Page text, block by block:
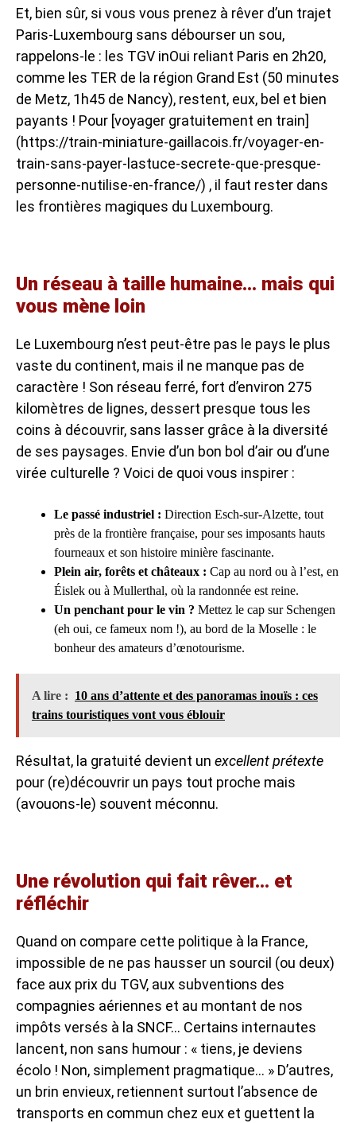
Et, bien sûr, si vous vous prenez à rêver d’un trajet
Paris-Luxembourg sans débourser un sou,
rappelons-le : les TGV inOui reliant Paris en 2h20,
comme les TER de la région Grand Est (50 minutes
de Metz, 1h45 de Nancy), restent, eux, bel et bien
payants ! Pour [voyager gratuitement en train]
(https://train-miniature-gaillacois.fr/voyager-en-
train-sans-payer-lastuce-secrete-que-presque-
personne-nutilise-en-france/) , il faut rester dans
les frontières magiques du Luxembourg.
Un réseau à taille humaine… mais qui
vous mène loin
Le Luxembourg n’est peut-être pas le pays le plus
vaste du continent, mais il ne manque pas de
caractère ! Son réseau ferré, fort d’environ 275
kilomètres de lignes, dessert presque tous les
coins à découvrir, sans lasser grâce à la diversité
de ses paysages. Envie d’un bon bol d’air ou d’une
virée culturelle ? Voici de quoi vous inspirer :
Le passé industriel : Direction Esch-sur-Alzette, tout
près de la frontière française, pour ses imposants hauts
fourneaux et son histoire minière fascinante.
Plein air, forêts et châteaux : Cap au nord ou à l’est, en
Éislek ou à Mullerthal, où la randonnée est reine.
Un penchant pour le vin ? Mettez le cap sur Schengen
(eh oui, ce fameux nom !), au bord de la Moselle : le
bonheur des amateurs d’œnotourisme.
A lire : 10 ans d’attente et des panoramas inouïs : ces
trains touristiques vont vous éblouir
Résultat, la gratuité devient un excellent prétexte
pour (re)découvrir un pays tout proche mais
(avouons-le) souvent méconnu.
Une révolution qui fait rêver… et
réfléchir
Quand on compare cette politique à la France,
impossible de ne pas hausser un sourcil (ou deux)
face aux prix du TGV, aux subventions des
compagnies aériennes et au montant de nos
impôts versés à la SNCF… Certains internautes
lancent, non sans humour : « tiens, je deviens
écolo ! Non, simplement pragmatique… » D’autres,
un brin envieux, retiennent surtout l’absence de
transports en commun chez eux et guettent la